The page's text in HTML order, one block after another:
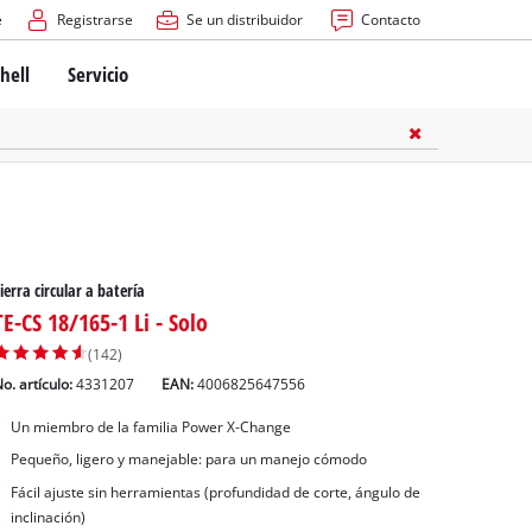
Registrarse Se un distribuidor Contacto
Servicio
circular a batería
CS 18/165-1 Li - Solo
(142)
artículo: 4331207 EAN:4006825647556
Un miembro de la familia Power X-Change
Pequeño, ligero y manejable: para un manejo cómodo
Fácil ajuste sin herramientas (profundidad de corte, ángulo de
inclinación)